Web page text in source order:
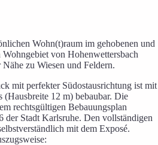
Wohn(t)raum im gehobenen und
von Hohenwettersbach
zu Wiesen und Feldern.
mit perfekter Südostausrichtung ist mit
12 m) bebaubar. Die
rechtsgültigen Bebauungsplan
der Stadt Karlsruhe. Den vollständigen
mit dem Exposé.